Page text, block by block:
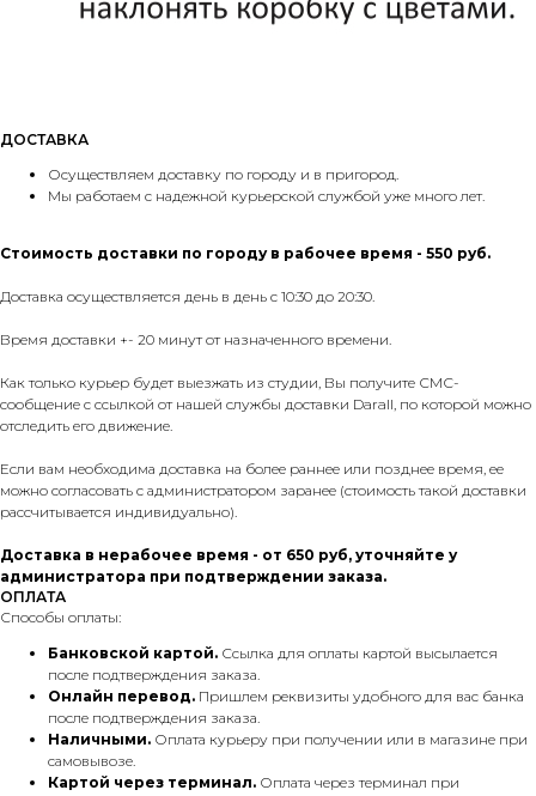
ДОСТАВКА
Осуществляем доставку по городу и в пригород.
Мы работаем с надежной курьерской службой уже много лет.
Стоимость доставки по городу в рабочее время - 550 руб.
Доставка осуществляется день в день с 10:30 до 20:30.
Время доставки +- 20 минут от назначенного времени.
Как только курьер будет выезжать из студии, Вы получите СМС-
сообщение с ссылкой от нашей службы доставки Darall, по которой можно
отследить его движение.
Если вам необходима доставка на более раннее или позднее время, ее
можно согласовать с администратором заранее (стоимость такой доставки
рассчитывается индивидуально).
Доставка в нерабочее время - от 650 руб, уточняйте у
администратора при подтверждении заказа.
ОПЛАТА
Способы оплаты:
Банковской картой. Ссылка для оплаты картой высылается
после подтверждения заказа.
Онлайн перевод. Пришлем реквизиты удобного для вас банка
после подтверждения заказа.
Наличными. Оплата курьеру при получении или в магазине при
самовывозе.
Картой через терминал. Оплата через терминал при